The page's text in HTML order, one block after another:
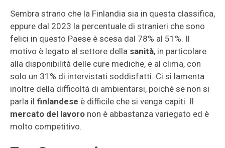
Sembra strano che la Finlandia sia in questa classifica,
eppure dal 2023 la percentuale di stranieri che sono
felici in questo Paese è scesa dal 78% al 51%. Il
motivo è legato al settore della sanità, in particolare
alla disponibilità delle cure mediche, e al clima, con
solo un 31% di intervistati soddisfatti. Ci si lamenta
inoltre della difficoltà di ambientarsi, poiché se non si
parla il finlandese è difficile che si venga capiti. Il
mercato del lavoro non è abbastanza variegato ed è
molto competitivo.